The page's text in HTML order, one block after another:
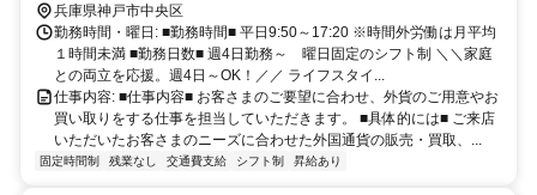
兵庫県神戸市中央区
勤務時間・曜日: ■勤務時間■ 平日9:50～17:20 ※時間外労働は月平均
１時間未満 ■勤務日数■ 週4日勤務～ 曜日固定のシフト制 ＼＼家庭
との両立を応援。週4日～OK！／／ ライフスタイ...
仕事内容: ■仕事内容■ お客さまのご要望に合わせ、外貨のご用意やお
買い取りをする仕事を担当していただきます。 ■具体的には■ ご来店
いただいたお客さまのニーズに合わせた外国通貨の販売・買取、...
固定時間制 残業なし 交通費支給 シフト制 昇給あり